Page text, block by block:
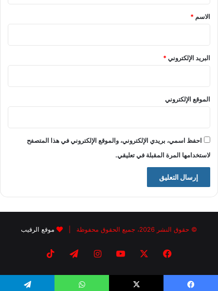
*
الاسم *
البريد الإلكتروني*
الموقع الإلكتروني
احفظ اسمي، بريدي الإلكتروني، والموقع الإلكتروني في هذا المتصفح
لاستخدامها المرة المقبلة في تعليقي.
© حقوق النشر 2026، جميع الحقوق محفوظة | موقع الرقيب
فيسبوك يوتيوبانستقرامتيلقرام